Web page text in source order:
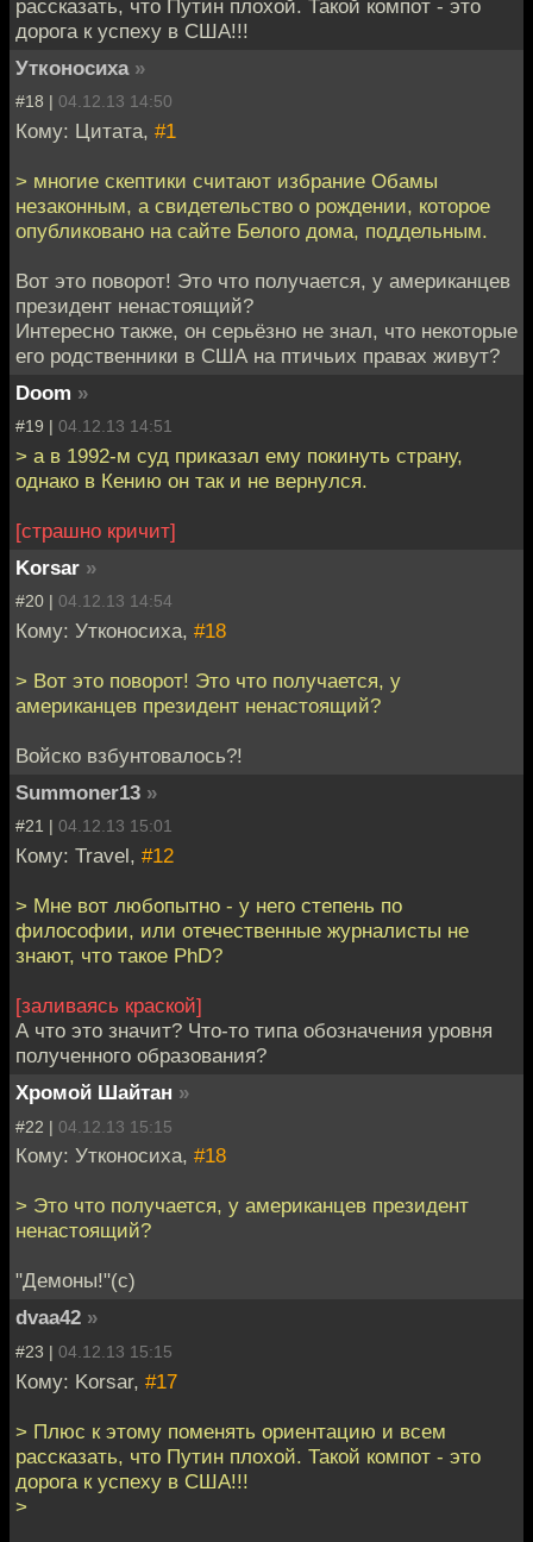
рассказать, что Путин плохой. Такой компот - это
дорога к успеху в США!!!
Утконосиха »
#18 | 04.12.13 14:50
Кому: Цитата, #1
> многие скептики считают избрание Обамы
незаконным, а свидетельство о рождении, которое
опубликовано на сайте Белого дома, поддельным.
Вот это поворот! Это что получается, у американцев
президент ненастоящий?
Интересно также, он серьёзно не знал, что некоторые
его родственники в США на птичьих правах живут?
Doom »
#19 | 04.12.13 14:51
> а в 1992-м суд приказал ему покинуть страну,
однако в Кению он так и не вернулся.
[страшно кричит]
Korsar »
#20 | 04.12.13 14:54
Кому: Утконосиха, #18
> Вот это поворот! Это что получается, у
американцев президент ненастоящий?
Войско взбунтовалось?!
Summoner13 »
#21 | 04.12.13 15:01
Кому: Travel, #12
> Мне вот любопытно - у него степень по
философии, или отечественные журналисты не
знают, что такое PhD?
[заливаясь краской]
А что это значит? Что-то типа обозначения уровня
полученного образования?
Хромой Шайтан »
#22 | 04.12.13 15:15
Кому: Утконосиха, #18
> Это что получается, у американцев президент
ненастоящий?
"Демоны!"(с)
dvaa42 »
#23 | 04.12.13 15:15
Кому: Korsar, #17
> Плюс к этому поменять ориентацию и всем
рассказать, что Путин плохой. Такой компот - это
дорога к успеху в США!!!
>